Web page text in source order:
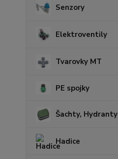
Senzory
Elektroventily
Tvarovky MT
PE spojky
Šachty, Hydranty
Hadice